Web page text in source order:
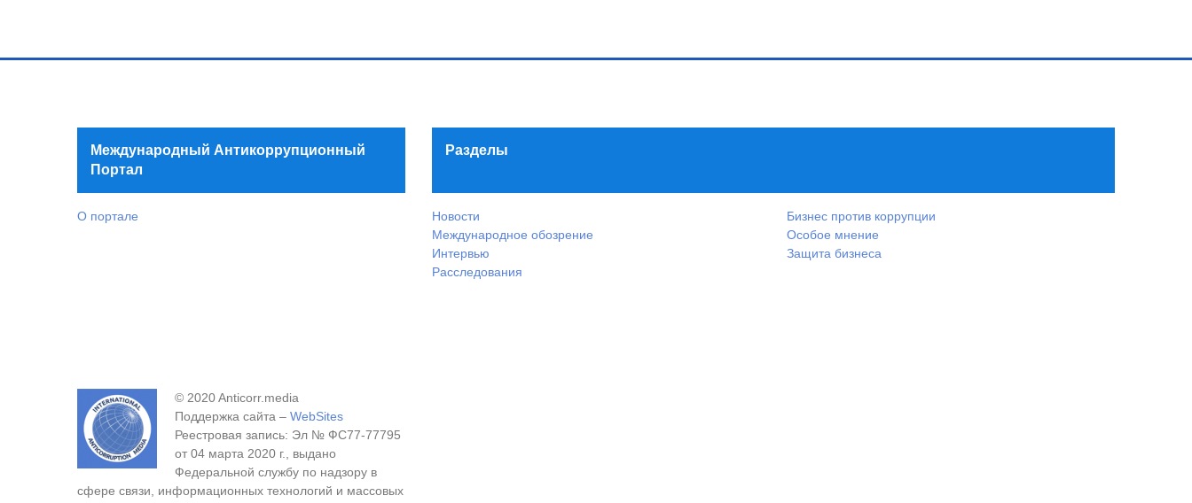
Международный Антикоррупционный
Портал
О портале
Разделы
Новости
Международное обозрение
Интервью
Расследования
Бизнес против коррупции
Особое мнение
Защита бизнеса
© 2020 Anticorr.media
Поддержка сайта – WebSites
Реестровая запись: Эл № ФС77-77795
от 04 марта 2020 г., выдано
Федеральной службу по надзору в
сфере связи, информационных технологий и массовых